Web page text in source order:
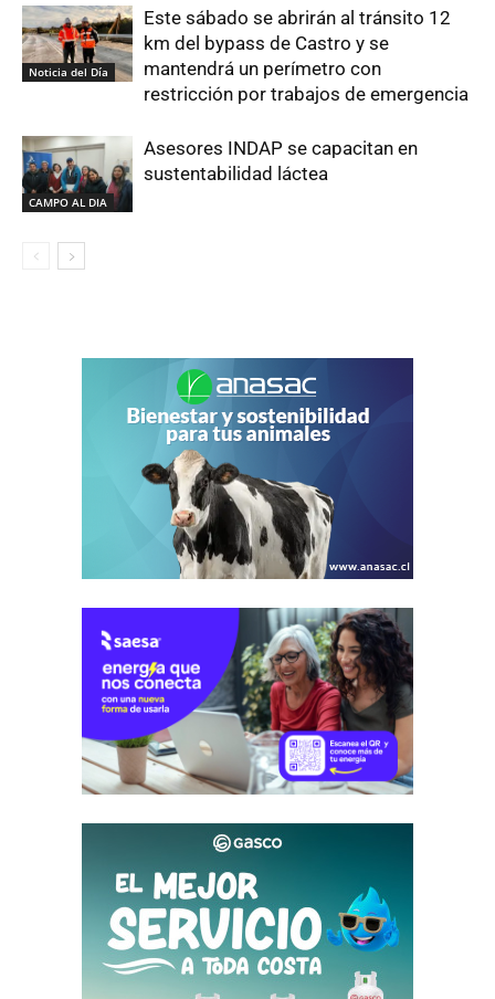
Noticia del Día
Este sábado se abrirán al tránsito 12
km del bypass de Castro y se
mantendrá un perímetro con
restricción por trabajos de emergencia
CAMPO AL DIA
Asesores INDAP se capacitan en
sustentabilidad láctea